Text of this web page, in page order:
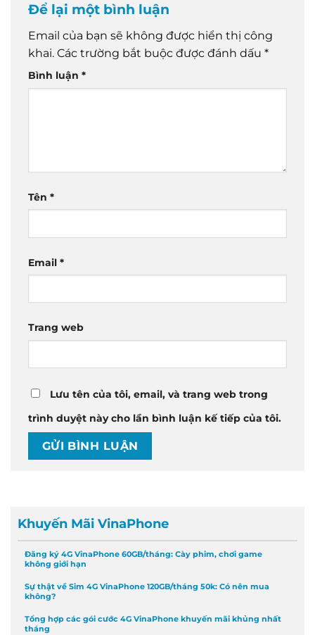
Để lại một bình luận
Email của bạn sẽ không được hiển thị công
khai. Các trường bắt buộc được đánh dấu *
Bình luận *
Tên *
Email *
Trang web
Lưu tên của tôi, email, và trang web trong
trình duyệt này cho lần bình luận kế tiếp của tôi.
Khuyến Mãi VinaPhone
Đăng ký 4G VinaPhone 60GB/tháng: Cày phim, chơi game
không giới hạn
Sự thật về Sim 4G VinaPhone 120GB/tháng 50k: Có nên mua
không?
Tổng hợp các gói cước 4G VinaPhone khuyến mãi khủng nhất
tháng